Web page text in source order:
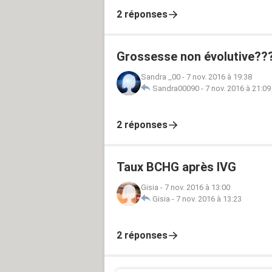
2 réponses
Grossesse non
Sandra _00 - 7 nov. 2016 à 19:38
Sandra00090 - 7 nov. 2016 à 21:09
2 réponses
Taux BCHG après IVG
Gisia - 7 nov. 2016 à 13:00
Gisia - 7 nov. 2016 à 13:23
2 réponses